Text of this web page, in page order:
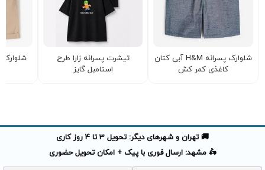
شلوارک پسرانه H&M آبی کتان
کاغذی کمر کش
تیشرت پسرانه زارا طرح
استامبل گایز
شلوارک
🚚 تهران و شهرهای دیگر: تحویل 3 تا 4 روز کاری
🛵 مشهد: ارسال فوری با پیک + امکان تحویل حضوری